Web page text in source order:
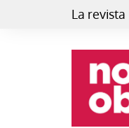
La revista